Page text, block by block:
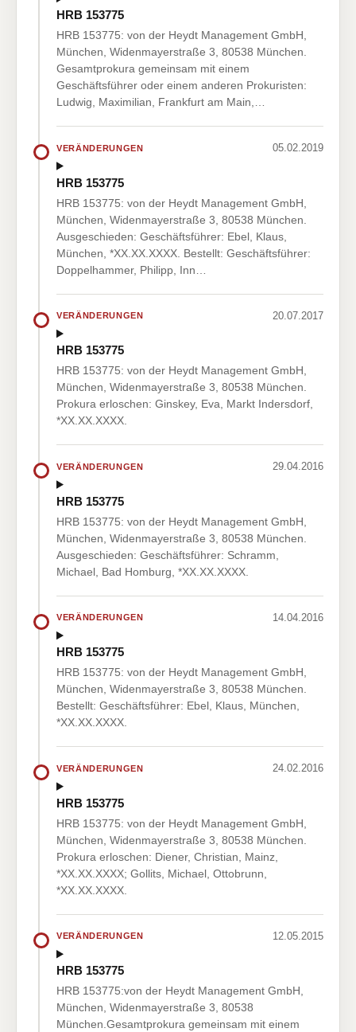
HRB 153775
HRB 153775: von der Heydt Management GmbH,
München, Widenmayerstraße 3, 80538 München.
Gesamtprokura gemeinsam mit einem
Geschäftsführer oder einem anderen Prokuristen:
Ludwig, Maximilian, Frankfurt am Main,…
VERÄNDERUNGEN 05.02.2019
HRB 153775
HRB 153775: von der Heydt Management GmbH,
München, Widenmayerstraße 3, 80538 München.
Ausgeschieden: Geschäftsführer: Ebel, Klaus,
München, *XX.XX.XXXX. Bestellt: Geschäftsführer:
Doppelhammer, Philipp, Inn…
VERÄNDERUNGEN 20.07.2017
HRB 153775
HRB 153775: von der Heydt Management GmbH,
München, Widenmayerstraße 3, 80538 München.
Prokura erloschen: Ginskey, Eva, Markt Indersdorf,
*XX.XX.XXXX.
VERÄNDERUNGEN 29.04.2016
HRB 153775
HRB 153775: von der Heydt Management GmbH,
München, Widenmayerstraße 3, 80538 München.
Ausgeschieden: Geschäftsführer: Schramm,
Michael, Bad Homburg, *XX.XX.XXXX.
VERÄNDERUNGEN 14.04.2016
HRB 153775
HRB 153775: von der Heydt Management GmbH,
München, Widenmayerstraße 3, 80538 München.
Bestellt: Geschäftsführer: Ebel, Klaus, München,
*XX.XX.XXXX.
VERÄNDERUNGEN 24.02.2016
HRB 153775
HRB 153775: von der Heydt Management GmbH,
München, Widenmayerstraße 3, 80538 München.
Prokura erloschen: Diener, Christian, Mainz,
*XX.XX.XXXX; Gollits, Michael, Ottobrunn,
*XX.XX.XXXX.
VERÄNDERUNGEN 12.05.2015
HRB 153775
HRB 153775:von der Heydt Management GmbH,
München, Widenmayerstraße 3, 80538
München.Gesamtprokura gemeinsam mit einem